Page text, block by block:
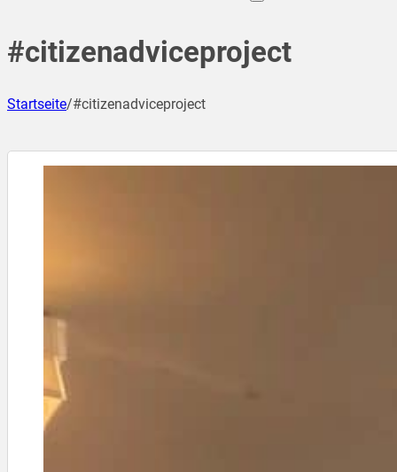
#citizenadviceproject
Startseite/#citizenadviceproject